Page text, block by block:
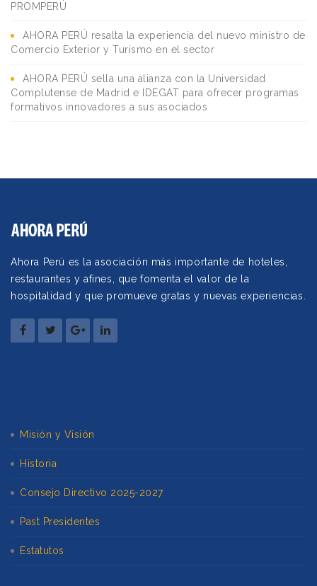
PROMPERÚ
AHORA PERÚ resalta la experiencia del nuevo ministro de
Comercio Exterior y Turismo en el sector
AHORA PERÚ sella una alianza con la Universidad
Complutense de Madrid e IDEGAT para ofrecer programas
formativos innovadores a sus asociados
Ahora Perú es la asociación más importante de hoteles,
restaurantes y afines, que fomenta el valor de la
hospitalidad y que promueve gratas y nuevas experiencias.
Misión y Visión
Historia
Consejo Directivo 2025-2027
Past Presidentes
Estatutos